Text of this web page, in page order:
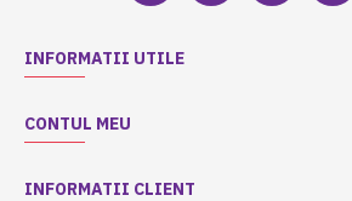
INFORMATII UTILE
CONTUL MEU
INFORMATII CLIENT